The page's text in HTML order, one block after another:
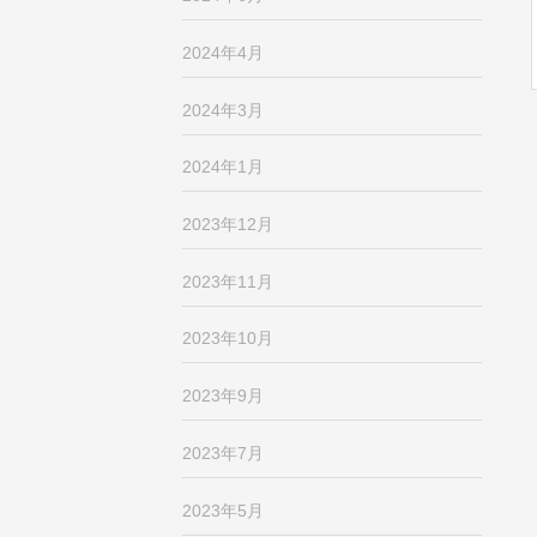
2024年4月
2024年3月
2024年1月
2023年12月
2023年11月
2023年10月
2023年9月
2023年7月
2023年5月